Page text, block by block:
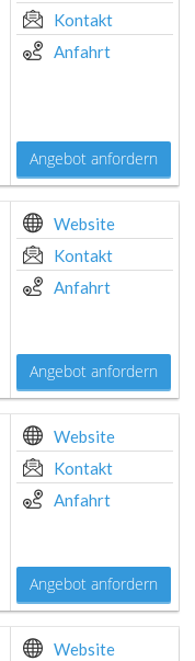
Kontakt
Anfahrt
Angebot anfordern
Website
Kontakt
Anfahrt
Angebot anfordern
Website
Kontakt
Anfahrt
Angebot anfordern
Website